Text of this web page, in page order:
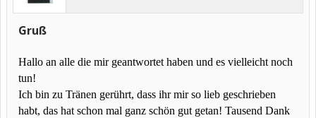
Gruß
Hallo an alle die mir geantwortet haben und es vielleicht noch
tun!
Ich bin zu Tränen gerührt, dass ihr mir so lieb geschrieben
habt, das hat schon mal ganz schön gut getan! Tausend Dank